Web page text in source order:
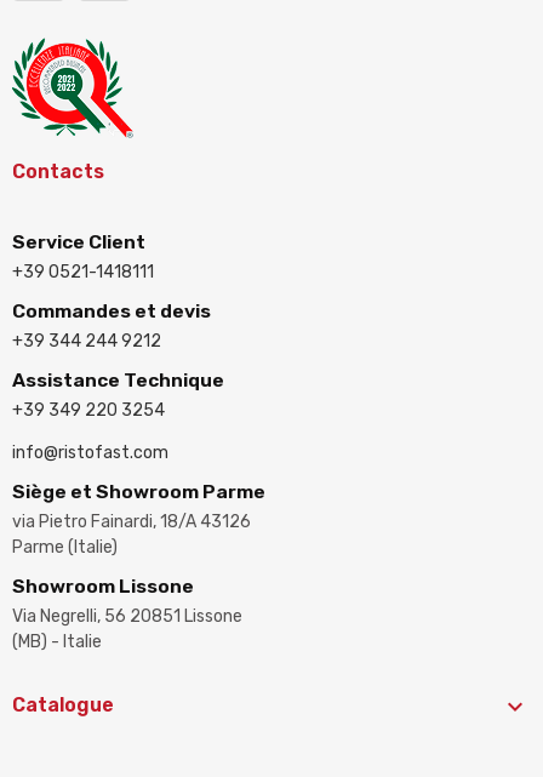
Contacts
Service Client
+39 0521-1418111
Commandes et devis
+39 344 244 9212
Assistance Technique
+39 349 220 3254
info@ristofast.com
Siège et Showroom Parme
via Pietro Fainardi, 18/A 43126
Parme (Italie)
Showroom Lissone
Via Negrelli, 56 20851 Lissone
(MB) - Italie
Catalogue 